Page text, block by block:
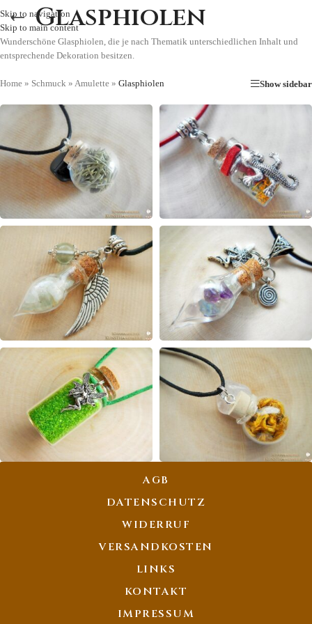
Skip to navigation
Skip to main content
Glasphiolen
Wunderschöne Glasphiolen, die je nach Thematik unterschiedlichen Inhalt und
entsprechende Dekoration besitzen.
Home » Schmuck » Amulette » Glasphiolen Show sidebar
BAUMGEIST
PHIOLEN
ELEMENTFLASCHEN
AMULETTE
ENGEL PHIOLEN FEE PHIOLEN
AGB
DATENSCHUTZ
WIDERRUF
VERSANDKOSTEN
LINKS
KONTAKT
IMPRESSUM